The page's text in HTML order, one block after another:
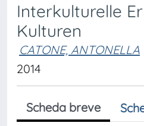
Interkulturelle
Kulturen
CATONE, ANTONELLA
2014
Scheda breve